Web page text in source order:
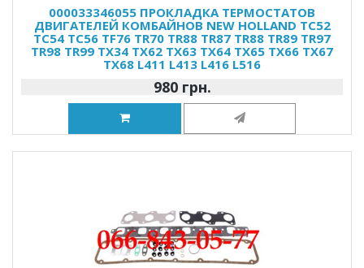
000033346055 ПРОКЛАДКА ТЕРМОСТАТОВ
ДВИГАТЕЛЕЙ КОМБАЙНОВ NEW HOLLAND TC52
TC54 TC56 TF76 TR70 TR88 TR87 TR88 TR89 TR97
TR98 TR99 TX34 TX62 TX63 TX64 TX65 TX66 TX67
TX68 L411 L413 L416 L516
980 грн.